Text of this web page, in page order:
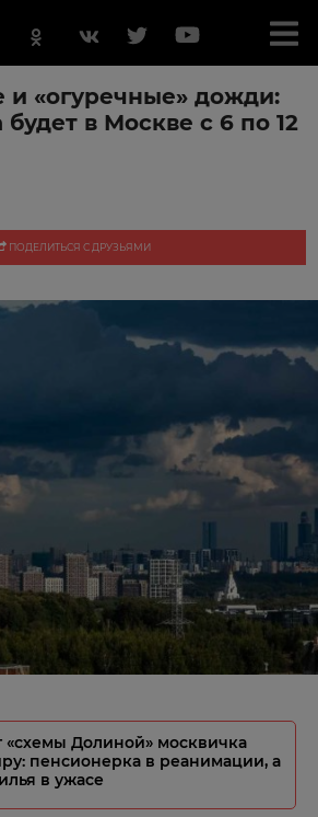
и «огуречные» дожди:
будет в Москве с 6 по 12
ПОДЕЛИТЬСЯ С ДРУЗЬЯМИ
«схемы Долиной» москвичка
пенсионерка в реанимации, а
в ужасе